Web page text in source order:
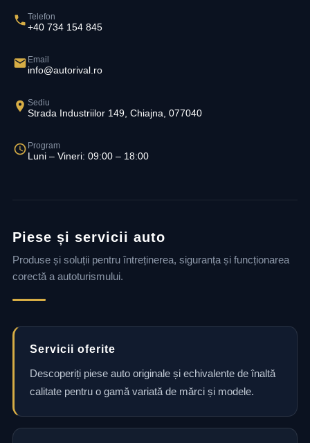
Telefon
+40 734 154 845
Email
info@autorival.ro
Sediu
Strada Industriilor 149, Chiajna, 077040
Program
Luni – Vineri: 09:00 – 18:00
Piese și servicii auto
Produse și soluții pentru întreținerea, siguranța și funcționarea
corectă a autoturismului.
Servicii oferite
Descoperiți piese auto originale și echivalente de înaltă
calitate pentru o gamă variată de mărci și modele.